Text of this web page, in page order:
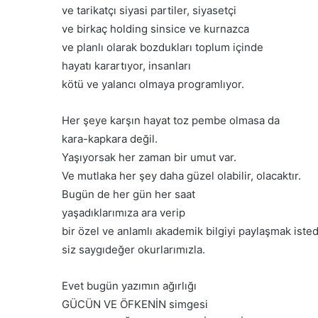
ve tarikatçı siyasi partiler, siyasetçi
ve birkaç holding sinsice ve kurnazca
ve planlı olarak bozdukları toplum içinde
hayatı karartıyor, insanları
kötü ve yalancı olmaya programlıyor.
Her şeye karşın hayat toz pembe olmasa da
kara-kapkara değil.
Yaşıyorsak her zaman bir umut var.
Ve mutlaka her şey daha güzel olabilir, olacaktır.
Bugün de her gün her saat
yaşadıklarımıza ara verip
bir özel ve anlamlı akademik bilgiyi paylaşmak
siz saygıdeğer okurlarımızla.
Evet bugün yazımın ağırlığı
GÜCÜN VE ÖFKENİN simgesi